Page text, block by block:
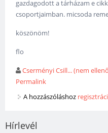
gazdagodott a tárházam e
csoportjaimban. micsoda
köszönöm!
flo
Cserményi Csill... (nem
Permalink
A hozzászóláshoz
Hírlevél